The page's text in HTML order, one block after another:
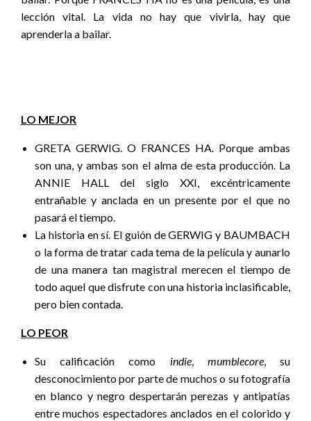
lección vital. La vida no hay que vivirla, hay que
aprenderla a bailar.
LO MEJOR
GRETA GERWIG. O FRANCES HA. Porque ambas
son una, y ambas son el alma de esta producción. La
ANNIE HALL del siglo XXI, excéntricamente
entrañable y anclada en un presente por el que no
pasará el tiempo.
La historia en sí. El guión de GERWIG y BAUMBACH
o la forma de tratar cada tema de la película y aunarlo
de una manera tan magistral merecen el tiempo de
todo aquel que disfrute con una historia inclasificable,
pero bien contada.
LO PEOR
Su calificación como indie, mumblecore, su
desconocimiento por parte de muchos o su fotografía
en blanco y negro despertarán perezas y antipatías
entre muchos espectadores anclados en el colorido y